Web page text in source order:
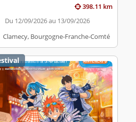
398.11 km
Du 12/09/2026 au 13/09/2026
Clamecy, Bourgogne-Franche-Comté